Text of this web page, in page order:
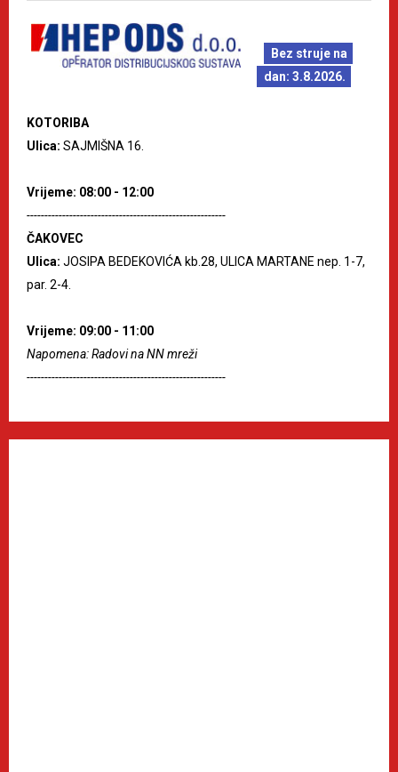
Bez struje na
dan: 3.8.2026.
KOTORIBA
Ulica: SAJMIŠNA 16.
Vrijeme: 08:00 - 12:00
--------------------------------------------------------
ČAKOVEC
Ulica: JOSIPA BEDEKOVIĆA kb.28, ULICA MARTANE nep. 1-7,
par. 2-4.
Vrijeme: 09:00 - 11:00
Napomena: Radovi na NN mreži
--------------------------------------------------------